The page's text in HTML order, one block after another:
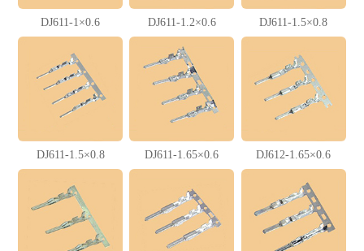
DJ611-1×0.6 DJ611-1.2×0.6 DJ611-1.5×0.8
DJ611-1.5×0.8 DJ611-1.65×0.6 DJ612-1.65×0.6